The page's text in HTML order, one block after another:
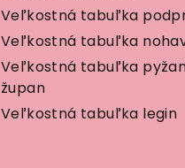
Veľkostná tabuľka
Veľkostná tabuľka
Veľkostná tabuľka
župan
Veľkostná tabuľka legin